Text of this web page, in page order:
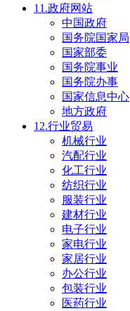
11.政府网站
中国政府
国务院国家局
国家部委
国务院事业
国务院办事
国家信息中心
地方政府
12.行业贸易
机械行业
汽配行业
化工行业
纺织行业
服装行业
建材行业
电子行业
家电行业
家居行业
办公行业
包装行业
医药行业